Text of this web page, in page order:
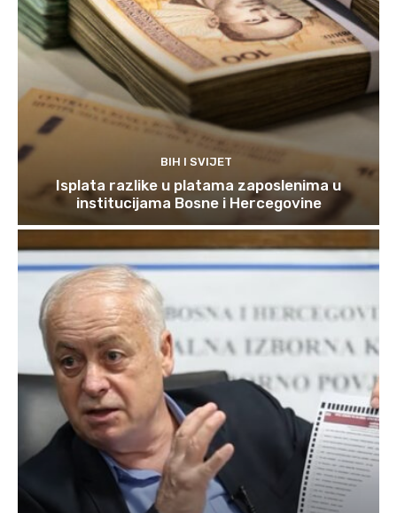
BIH I SVIJET
Isplata razlike u platama zaposlenima u
institucijama Bosne i Hercegovine